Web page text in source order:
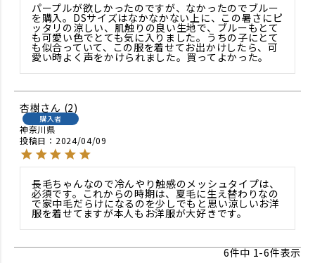
パープルが欲しかったのですが、なかったのでブルー
を購入。DSサイズはなかなかない上に、この暑さにピ
ッタリの涼しい、肌触りの良い生地で、ブルーもとて
も可愛い色でとても気に入りました。うちの子にとて
も似合っていて、この服を着せてお出かけしたら、可
愛い時よく声をかけられました。買ってよかった。
杏樹 2
購入者
神奈川県
投稿日
2024/04/09
長毛ちゃんなので冷んやり触感のメッシュタイプは、
必須です。これからの時期は、夏毛に生え替わりなの
で家中毛だらけになるのを少しでもと思い涼しいお洋
服を着せてますが本人もお洋服が大好きです。
6件中 1-6件表示